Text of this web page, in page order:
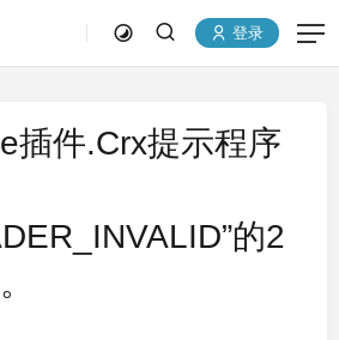
登录
插件.Crx提示程序
的2